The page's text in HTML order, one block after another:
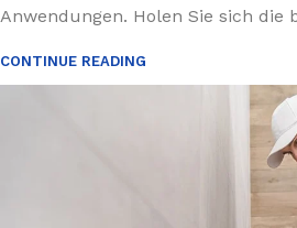
Anwendungen. Holen Sie sich die
CONTINUE READING